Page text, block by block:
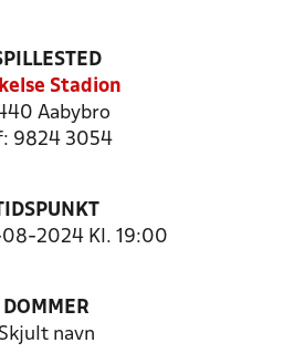
Stadion
Aabybro
9824 3054
08-2024 Kl. 19:00
DOMMER
Skjult navn